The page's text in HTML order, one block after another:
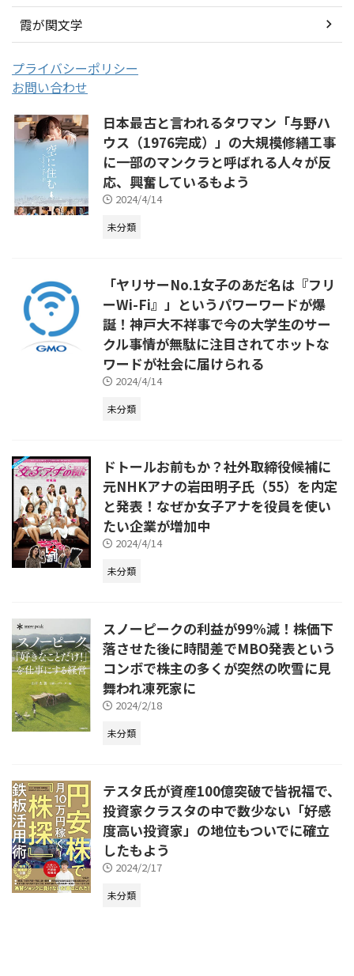
霞が関文学
プライバシーポリシー
お問い合わせ
日本最古と言われるタワマン「与野ハ
ウス（1976完成）」の大規模修繕工事
に一部のマンクラと呼ばれる人々が反
応、興奮しているもよう
2024/4/14
未分類
「ヤリサーNo.1女子のあだ名は『フリ
ーWi-Fi』」というパワーワードが爆
誕！神戸大不祥事で今の大学生のサー
クル事情が無駄に注目されてホットな
ワードが社会に届けられる
2024/4/14
未分類
ドトールお前もか？社外取締役候補に
元NHKアナの岩田明子氏（55）を内定
と発表！なぜか女子アナを役員を使い
たい企業が増加中
2024/4/14
未分類
スノーピークの利益が99%減！株価下
落させた後に時間差でMBO発表という
コンボで株主の多くが突然の吹雪に見
舞われ凍死家に
2024/2/18
未分類
テスタ氏が資産100億突破で皆祝福で、
投資家クラスタの中で数少ない「好感
度高い投資家」の地位もついでに確立
したもよう
2024/2/17
未分類